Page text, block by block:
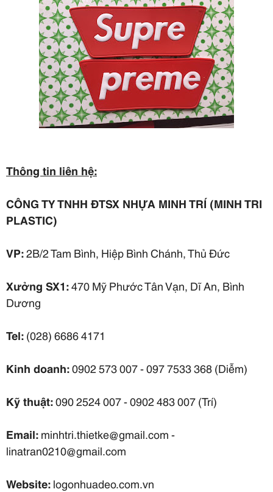
Thông tin liên hệ:
CÔNG TY TNHH ĐTSX NHỰA MINH TRÍ (MINH TRI
PLASTIC)
VP:2B/2 Tam Bình, Hiệp Bình Chánh, Thủ Đức
Xưởng SX1:470 Mỹ Phước Tân Vạn, Dĩ An, Bình
Dương
Tel:(028) 6686 4171
Kinh doanh:0902 573 007 - 097 7533 368 (Diễm)
Kỹ thuật:090 2524 007 - 0902 483 007 (Trí)
Email:minhtri.thietke@gmail.com -
linatran0210@gmail.com
Website:logonhuadeo.com.vn